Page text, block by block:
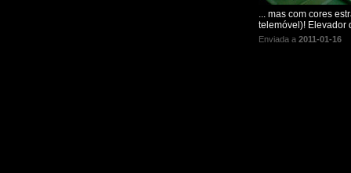
... mas com cores
telemóvel)! Elevador
Enviada a 2011-01-16